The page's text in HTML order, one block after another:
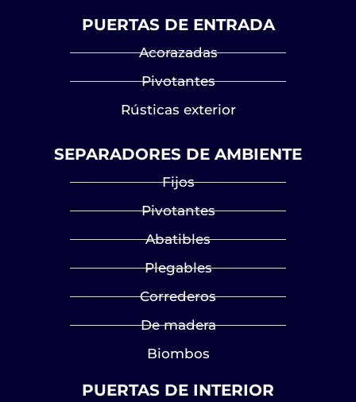
PUERTAS DE ENTRADA
Acorazadas
Pivotantes
Rústicas exterior
SEPARADORES DE AMBIENTE
Fijos
Pivotantes
Abatibles
Plegables
Correderos
De madera
Biombos
PUERTAS DE INTERIOR